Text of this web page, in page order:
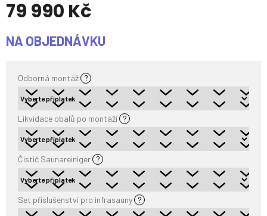
79 990 Kč
cena:
NA OBJEDNÁVKU
Odborná montáž ?
Likvidace obalů po montáži ?
Čistič Saunareiniger ?
Set příslušenství pro infrasauny ?